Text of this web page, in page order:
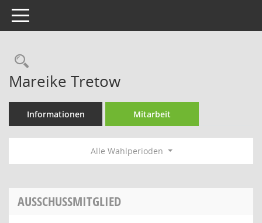
Toggle navigation
Rechercheauswahl
Mareike Tretow
Informationen Mitarbeit
Alle Wahlperioden
AUSSCHUSSMITGLIED